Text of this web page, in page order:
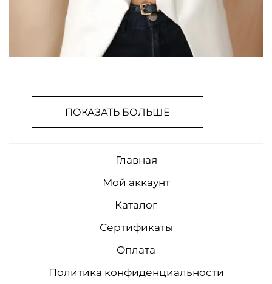
ПОКАЗАТЬ БОЛЬШЕ
Главная
Мой аккаунт
Каталог
Сертификаты
Оплата
Политика конфиденциальности